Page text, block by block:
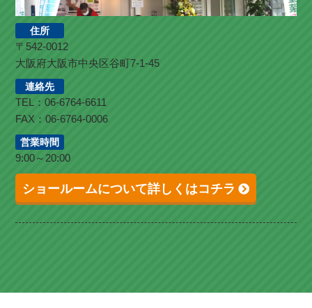
住所
〒542-0012
大阪府大阪市中央区谷町7-1-45
連絡先
TEL：06-6764-6611
FAX：06-6764-0006
営業時間
9:00～20:00
ショールームについて詳しくはコチラ